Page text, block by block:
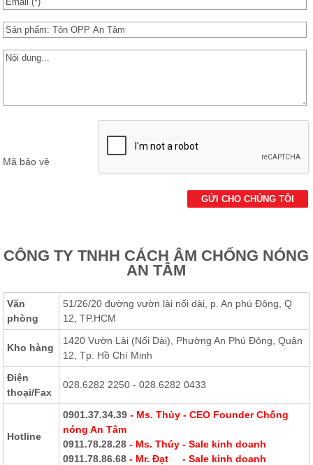
Các Loại Cửa
Ốc Vít
Cuộn Inox
Vật liệu Bảo Ôn | Cách Âm Chống Nóng An Tâm
Tấm lấy Sáng polycarbonate
Mã bảo vệ
CÔNG TY TNHH CÁCH ÂM CHỐNG NÓNG
AN TÂM
Văn
phòng
51/26/20 đường vườn lài nối dài, p. An phú Đông, Q
12, TP.HCM
Kho hàng
1420 Vườn Lài (Nối Dài), Phường An Phú Đông, Quận
12, Tp. Hồ Chí Minh
Điện
thoại/Fax
028.6282 2250 - 028.6282 0433
Hotline
0901.37.34.39 - Ms. Thủy - CEO Founder Chống
nóng An Tâm
0911.78.28.28 - Ms. Thúy - Sale kinh doanh
0911.78.86.68 - Mr. Đạt - Sale kinh doanh